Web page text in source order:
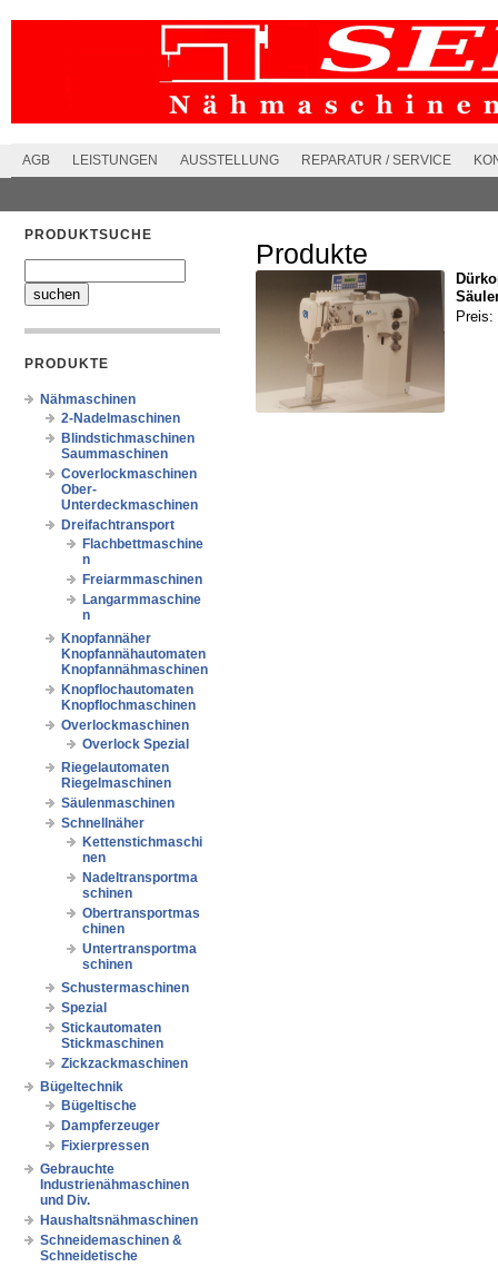
AGB LEISTUNGEN AUSSTELLUNG REPARATUR / SERVICE
PRODUKTSUCHE
PRODUKTE
Nähmaschinen
2-Nadelmaschinen
Blindstichmaschinen
Saummaschinen
Coverlockmaschinen
Ober-
Unterdeckmaschinen
Dreifachtransport
Flachbettmaschine
n
Freiarmmaschinen
Langarmmaschine
n
Knopfannäher
Knopfannähautomaten
Knopfannähmaschinen
Knopflochautomaten
Knopflochmaschinen
Overlockmaschinen
Overlock Spezial
Riegelautomaten
Riegelmaschinen
Säulenmaschinen
Schnellnäher
Kettenstichmaschi
nen
Nadeltransportma
schinen
Obertransportmas
chinen
Untertransportma
schinen
Schustermaschinen
Spezial
Stickautomaten
Stickmaschinen
Zickzackmaschinen
Bügeltechnik
Bügeltische
Dampferzeuger
Fixierpressen
Gebrauchte
Industrienähmaschinen
und Div.
Haushaltsnähmaschinen
Schneidemaschinen &
Schneidetische
Produkte
Preis: